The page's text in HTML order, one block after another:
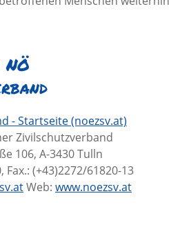
- Startseite (noezsv.at)
Zivilschutzverband
106, A-3430 Tulln
Fax.: (+43)2272/61820-13
Web: www.noezsv.at